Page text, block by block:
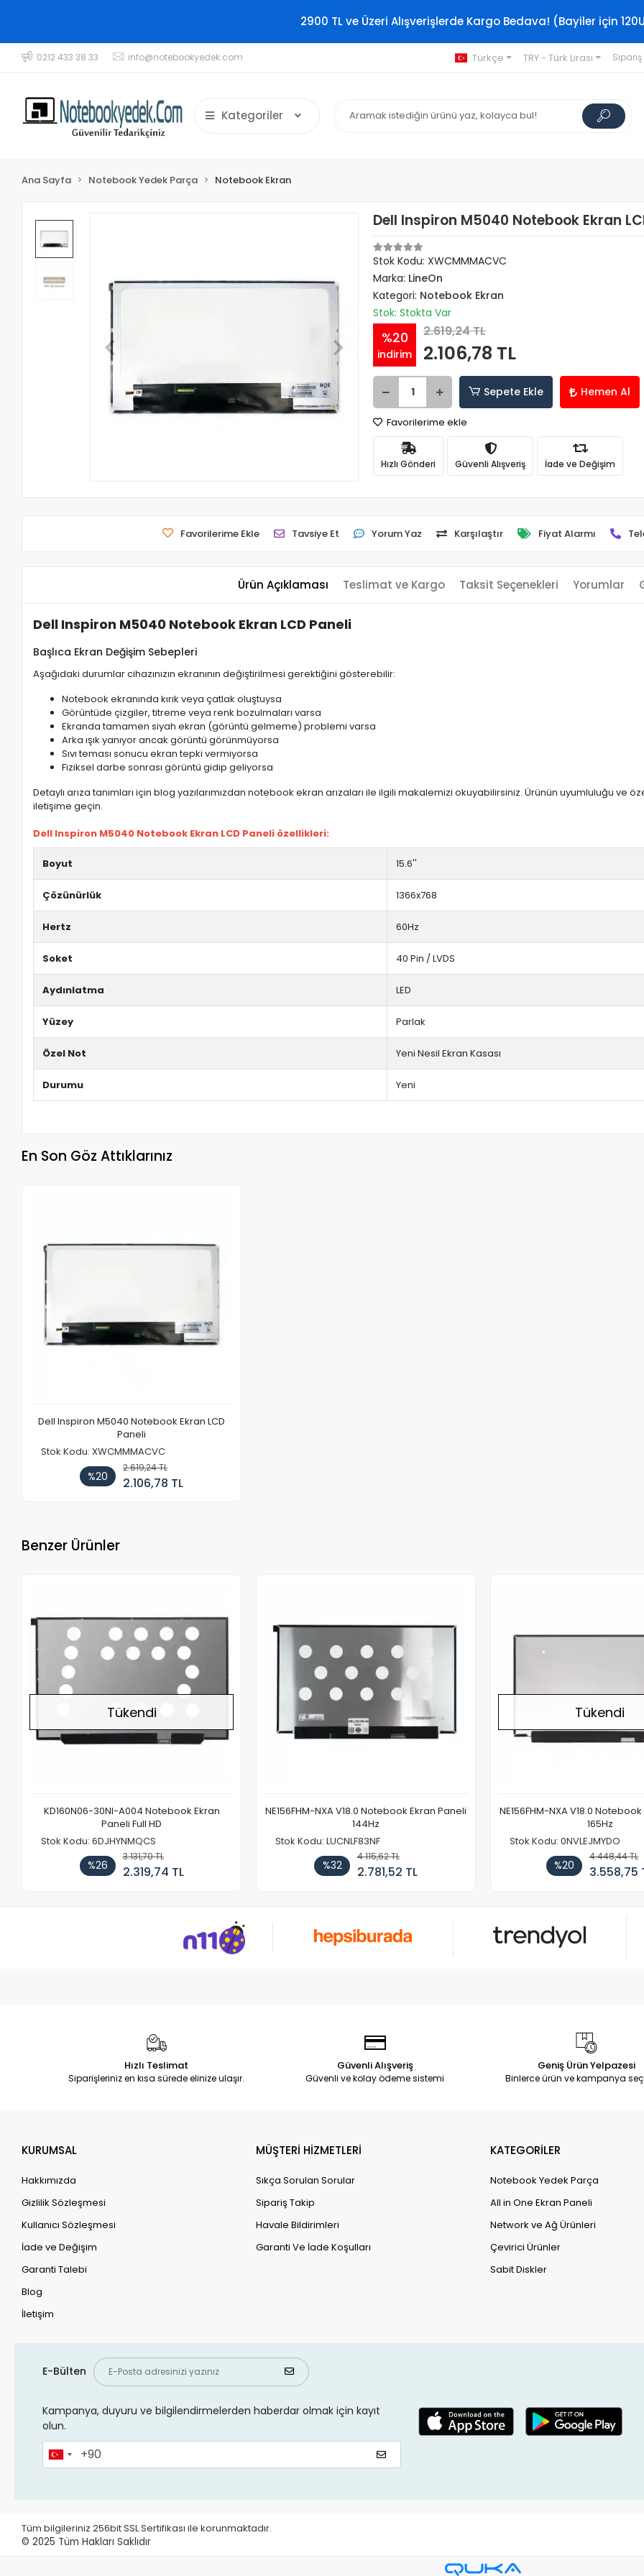
2900 TL ve Üzeri Alışverişlerde Kargo Bedava! (Bayiler için
0212 433 38 33 info@notebookyedek.com Türkçe TRY - Türk Lirası
Kategoriler
Ana Sayfa Notebook Yedek Parça Notebook Ekran
Dell Inspiron M5040 Notebook Ekran
Stok Kodu: XWCMMMACVC
Marka: LineOn
Kategori: Notebook Ekran
Stok: Stokta Var
%20
indirim
2.619,24 TL
2.106,78 TL
Sepete Ekle Hemen Al
Favorilerime ekle
Hızlı Gönderi Güvenli Alışveriş İade ve Değişim
Favorilerime Ekle Tavsiye Et Yorum Yaz Karşılaştır Fiyat Alarmı
Ürün Açıklaması Teslimat ve Kargo Taksit Seçenekleri Yorumlar
Dell Inspiron M5040 Notebook Ekran LCD Paneli
Başlıca Ekran Değişim Sebepleri
Aşağıdaki durumlar cihazınızın ekranının değiştirilmesi gerektiğini gösterebilir:
Notebook ekranında kırık veya çatlak oluştuysa
Görüntüde çizgiler, titreme veya renk bozulmaları varsa
Ekranda tamamen siyah ekran (görüntü gelmeme) problemi varsa
Arka ışık yanıyor ancak görüntü görünmüyorsa
Sıvı teması sonucu ekran tepki vermiyorsa
Fiziksel darbe sonrası görüntü gidip geliyorsa
Detaylı arıza tanımları için blog yazılarımızdan notebook ekran arızaları ile ilgili makalemizi okuyabilirsiniz. Ürünün uyumluluğu
iletişime geçin.
Dell Inspiron M5040 Notebook Ekran LCD Paneli özellikleri:
Boyut 15.6''
Çözünürlük 1366x768
Hertz 60Hz
Soket 40 Pin / LVDS
Aydınlatma LED
Yüzey Parlak
Özel Not Yeni Nesil Ekran Kasası
Durumu Yeni
En Son Göz Attıklarınız
Dell Inspiron M5040 Notebook Ekran LCD
Paneli
Stok Kodu: XWCMMMACVC
%20
2.619,24 TL
2.106,78 TL
Benzer Ürünler
Tükendi
KD160N06-30NI-A004 Notebook Ekran
Paneli Full HD
Stok Kodu: 6DJHYNMQCS
%26
3.131,70 TL
2.319,74 TL
NE156FHM-NXA V18.0 Notebook Ekran Paneli
144Hz
Stok Kodu: LUCNLF83NF
%32
4.115,62 TL
2.781,52 TL
Tükendi
NE156FHM-NXA V18.0
165Hz
Stok Kodu: 0NVLEJMYDO
%20
4.448,44 TL
3.558,75
Hızlı Teslimat
Siparişleriniz en kısa sürede elinize ulaşır.
Güvenli Alışveriş
Güvenli ve kolay ödeme sistemi
Geniş Ürün Yelpazesi
Binlerce ürün ve kampanya
KURUMSAL
Hakkımızda
Gizlilik Sözleşmesi
Kullanıcı Sözleşmesi
İade ve Değişim
Garanti Talebi
Blog
İletişim
MÜŞTERİ HİZMETLERİ
Sıkça Sorulan Sorular
Sipariş Takip
Havale Bildirimleri
Garanti Ve İade Koşulları
KATEGORİLER
Notebook Yedek Parça
All in One Ekran Paneli
Network ve Ağ Ürünleri
Çevirici Ürünler
Sabit Diskler
E-Bülten
Kampanya, duyuru ve bilgilendirmelerden haberdar olmak için kayıt
olun.
Tüm bilgileriniz 256bit SSL Sertifikası ile korunmaktadır.
© 2025 Tüm Hakları Saklıdır